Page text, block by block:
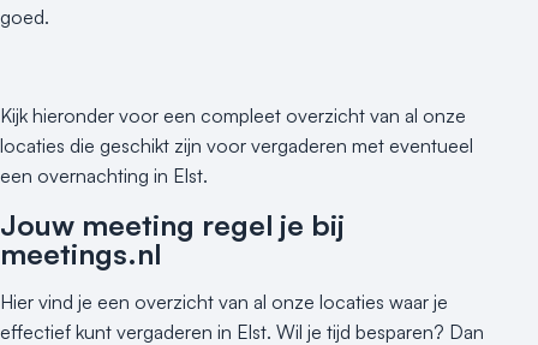
goed.
Kijk hieronder voor een compleet overzicht van al onze
locaties die geschikt zijn voor vergaderen met eventueel
een overnachting in Elst.
Jouw meeting regel je bij
meetings.nl
Hier vind je een overzicht van al onze locaties waar je
effectief kunt vergaderen in Elst. Wil je tijd besparen? Dan